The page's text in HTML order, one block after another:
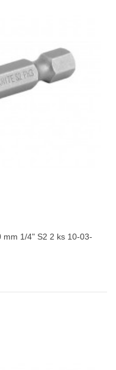
mm 1/4" S2 2 ks 10-03-